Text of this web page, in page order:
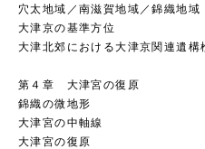
穴太地域／南滋賀地域／錦織地域
大津京の基準方位
大津北郊における大津京関連遺構
第４章 大津宮の復原
錦織の微地形
大津宮の中軸線
大津宮の復原